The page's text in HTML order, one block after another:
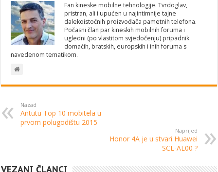
Fan kineske mobilne tehnologije. Tvrdoglav,
pristran, ali i upućen u najintimnije tajne
dalekoistočnih proizvođača pametnih telefona.
Počasni član par kineskih mobilnih foruma i
ugledni (po vlastitom svjedočenju) pripadnik
domaćih, bratskih, europskih i inih foruma s
navedenom tematikom.
Nazad
Antutu Top 10 mobitela u
prvom polugodištu 2015
Naprijed
Honor 4A je u stvari Huawei
SCL-AL00 ?
VEZANI ČLANCI